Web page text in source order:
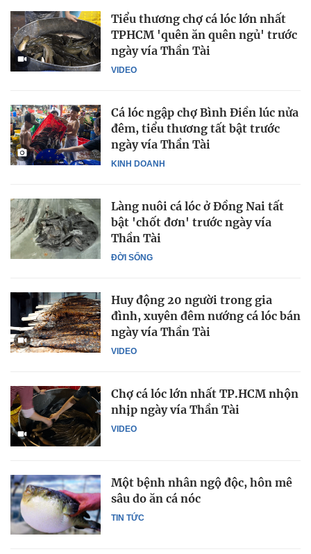
VIDEO
Tiểu thương chợ cá lóc lớn nhất
TPHCM 'quên ăn quên ngủ' trước
ngày vía Thần Tài
KINH DOANH
Cá lóc ngập chợ Bình Điền lúc nửa
đêm, tiểu thương tất bật trước
ngày vía Thần Tài
ĐỜI SỐNG
Làng nuôi cá lóc ở Đồng Nai tất
bật 'chốt đơn' trước ngày vía
Thần Tài
VIDEO
Huy động 20 người trong gia
đình, xuyên đêm nướng cá lóc bán
ngày vía Thần Tài
VIDEO
Chợ cá lóc lớn nhất TP.HCM nhộn
nhịp ngày vía Thần Tài
TIN TỨC
Một bệnh nhân ngộ độc, hôn mê
sâu do ăn cá nóc